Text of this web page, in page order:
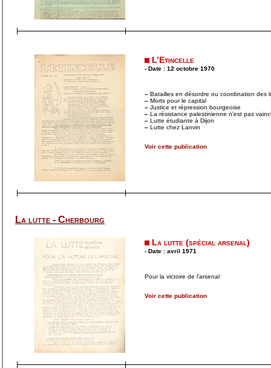
L’Etincelle
- Date : 12 octobre 1970
– Batailles en désordre ou coordination des
– Morts pour le capital
– Justice et répression bourgeoise
– La résistance palestinienne n’est pas
– Lutte étudiante à Dijon
– Lutte chez Lanvin
Voir cette publication
La lutte - Cherbourg
La lutte (spécial arsenal)
- Date : avril 1971
Pour la victoire de l’arsenal
Voir cette publication